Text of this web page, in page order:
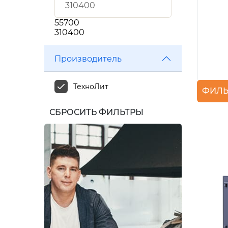
55700
310400
Производитель
ТехноЛит
СБРОСИТЬ ФИЛЬТРЫ